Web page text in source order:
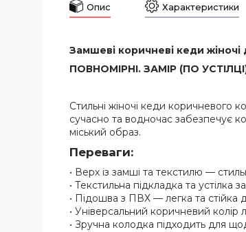
Опис Характеристики
Замшеві коричневі кеди жіночі
ПОВНОМІРНІ. ЗАМІР (ПО
Стильні жіночі кеди коричневого
сучасно та водночас забезпечує
міський образ.
Переваги:
• Верх із замші та текстилю —
• Текстильна підкладка та
• Підошва з ПВХ — легка та стійка
• Універсальний коричневий колір
• Зручна колодка підходить для